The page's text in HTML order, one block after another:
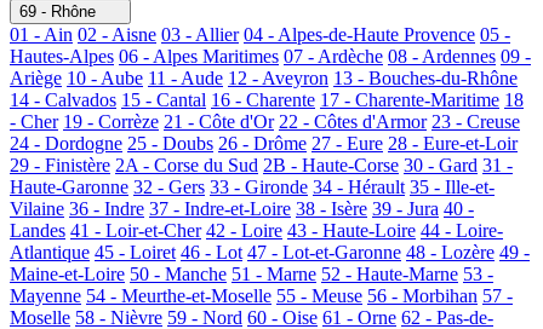
69 - Rhône
01 - Ain 02 - Aisne 03 - Allier 04 - Alpes-de-Haute Provence 05 -
Hautes-Alpes 06 - Alpes Maritimes 07 - Ardèche 08 - Ardennes 09 -
Ariège 10 - Aube 11 - Aude 12 - Aveyron 13 - Bouches-du-Rhône
14 - Calvados 15 - Cantal 16 - Charente 17 - Charente-Maritime 18
- Cher 19 - Corrèze 21 - Côte d'Or 22 - Côtes d'Armor 23 - Creuse
24 - Dordogne 25 - Doubs 26 - Drôme 27 - Eure 28 - Eure-et-Loir
29 - Finistère 2A - Corse du Sud 2B - Haute-Corse 30 - Gard 31 -
Haute-Garonne 32 - Gers 33 - Gironde 34 - Hérault 35 - Ille-et-
Vilaine 36 - Indre 37 - Indre-et-Loire 38 - Isère 39 - Jura 40 -
Landes 41 - Loir-et-Cher 42 - Loire 43 - Haute-Loire 44 - Loire-
Atlantique 45 - Loiret 46 - Lot 47 - Lot-et-Garonne 48 - Lozère 49 -
Maine-et-Loire 50 - Manche 51 - Marne 52 - Haute-Marne 53 -
Mayenne 54 - Meurthe-et-Moselle 55 - Meuse 56 - Morbihan 57 -
Moselle 58 - Nièvre 59 - Nord 60 - Oise 61 - Orne 62 - Pas-de-